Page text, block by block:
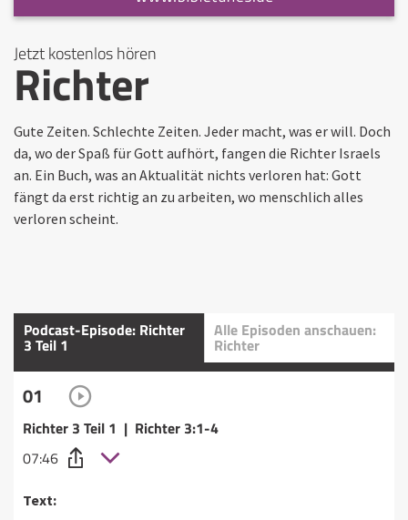
Jetzt kostenlos hören
Richter
Gute Zeiten. Schlechte Zeiten. Jeder macht, was er will. Doch
da, wo der Spaß für Gott aufhört, fangen die Richter Israels
an. Ein Buch, was an Aktualität nichts verloren hat: Gott
fängt da erst richtig an zu arbeiten, wo menschlich alles
verloren scheint.
Podcast-Episode: Richter
3 Teil 1
Alle Episoden anschauen:
Richter
01
Richter 3 Teil 1 | Richter 3:1-4
07:46
Text: